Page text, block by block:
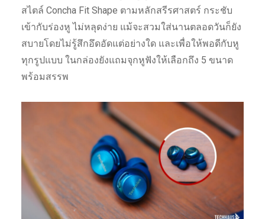
สไตล์ Concha Fit Shape ตามหลักสรีรศาสตร์ กระชับ
เข้ากับร่องหู ไม่หลุดง่าย แม้จะสวมใส่นานตลอดวันก็ยัง
สบายโดยไม่รู้สึกอึดอัดแต่อย่างใด และเพื่อให้พอดีกับหู
ทุกรูปแบบ ในกล่องยังแถมจุกหูฟังให้เลือกถึง 5 ขนาด
พร้อมสรรพ